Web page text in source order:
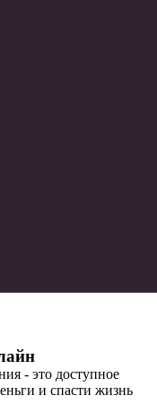
- это доступное
и спасти жизнь